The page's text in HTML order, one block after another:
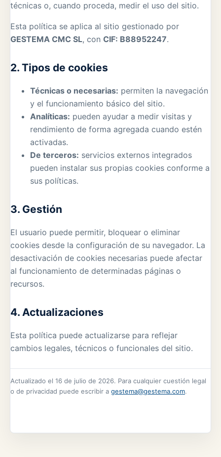
técnicas o, cuando proceda, medir el uso del sitio.
Esta política se aplica al sitio gestionado por
GESTEMA CMC SL, con CIF: B88952247.
2. Tipos de cookies
Técnicas o necesarias: permiten la navegación
y el funcionamiento básico del sitio.
Analíticas: pueden ayudar a medir visitas y
rendimiento de forma agregada cuando estén
activadas.
De terceros: servicios externos integrados
pueden instalar sus propias cookies conforme a
sus políticas.
3. Gestión
El usuario puede permitir, bloquear o eliminar
cookies desde la configuración de su navegador. La
desactivación de cookies necesarias puede afectar
al funcionamiento de determinadas páginas o
recursos.
4. Actualizaciones
Esta política puede actualizarse para reflejar
cambios legales, técnicos o funcionales del sitio.
Actualizado el 16 de julio de 2026. Para cualquier cuestión legal
o de privacidad puede escribir a gestema@gestema.com.